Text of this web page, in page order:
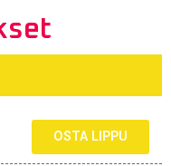
OSTA LIPPU